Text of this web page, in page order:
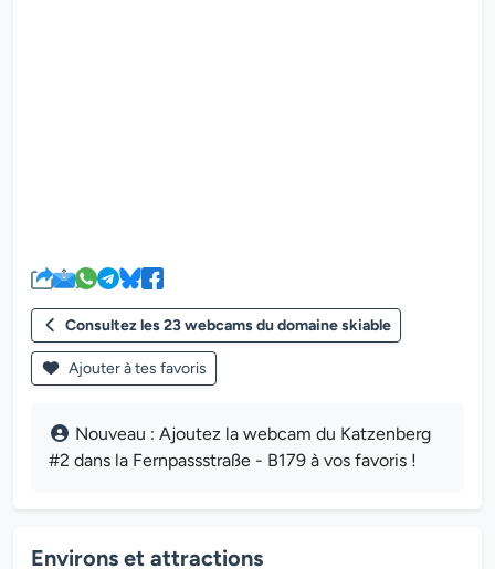
Consultez les 23 webcams du domaine skiable
Ajouter à tes favoris
Nouveau : Ajoutez la webcam du Katzenberg
#2 dans la Fernpassstraße - B179 à vos favoris !
Environs et attractions